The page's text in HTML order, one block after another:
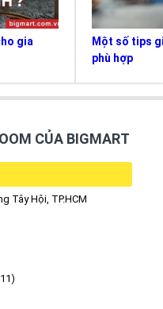
gia
Một số tips
phù hợp
CỦA BIGMART
Tây Hội, TP.HCM